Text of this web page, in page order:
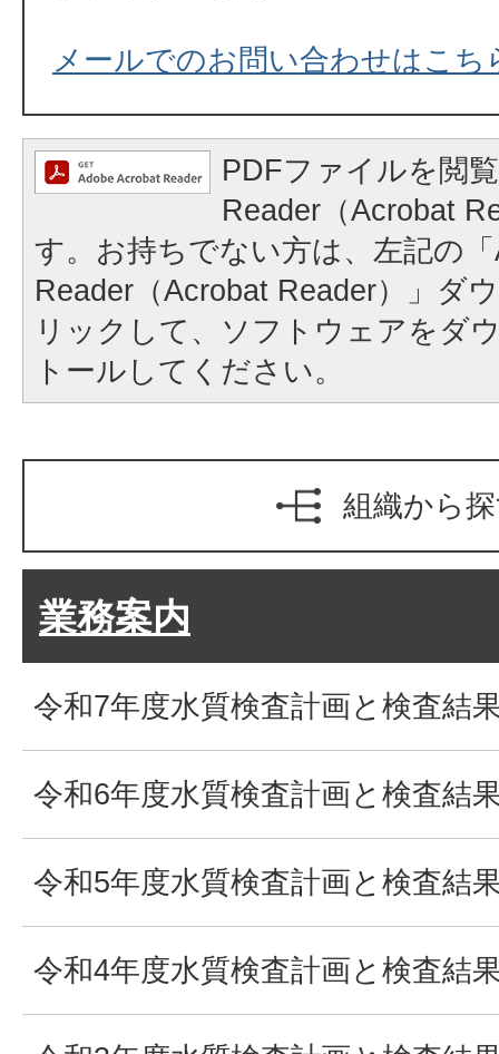
メールでのお問い合わせはこち
PDFファイルを閲
Reader（Acrobat
す。お持ちでない方は、左記の
Reader（Acrobat Reader）」ダ
リックして、ソフトウェアをダ
トールしてください。
組織から
業務案内
令和7年度水質検査計画と検査結
令和6年度水質検査計画と検査結
令和5年度水質検査計画と検査結
令和4年度水質検査計画と検査結